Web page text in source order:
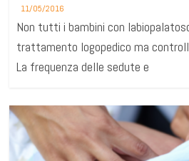
11/05/2016
Non tutti i bambini con
trattamento logopedico ma
La frequenza delle sedute e